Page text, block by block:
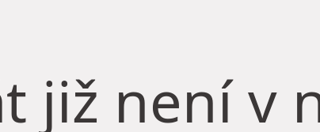
již není v